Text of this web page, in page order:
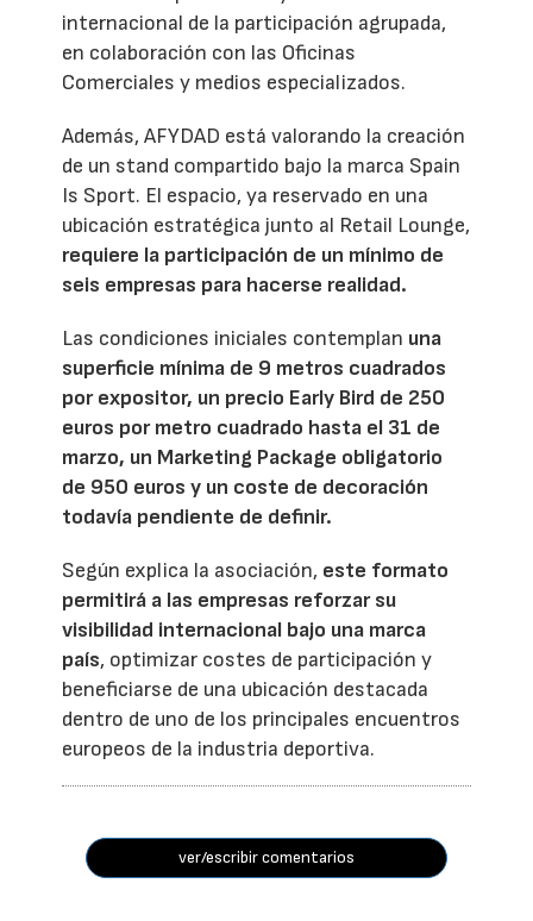
internacional de la participación agrupada,
en colaboración con las Oficinas
Comerciales y medios especializados.
Además, AFYDAD está valorando la creación
de un stand compartido bajo la marca Spain
Is Sport. El espacio, ya reservado en una
ubicación estratégica junto al Retail Lounge,
requiere la participación de un mínimo de
seis empresas para hacerse realidad.
Las condiciones iniciales contemplan una
superficie mínima de 9 metros cuadrados
por expositor, un precio Early Bird de 250
euros por metro cuadrado hasta el 31 de
marzo, un Marketing Package obligatorio
de 950 euros y un coste de decoración
todavía pendiente de definir.
Según explica la asociación, este formato
permitirá a las empresas reforzar su
visibilidad internacional bajo una marca
país, optimizar costes de participación y
beneficiarse de una ubicación destacada
dentro de uno de los principales encuentros
europeos de la industria deportiva.
ver/escribir comentarios